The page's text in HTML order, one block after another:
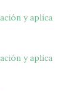
y aplica
y aplica